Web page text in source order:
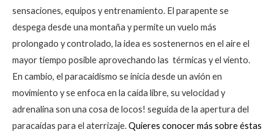
sensaciones, equipos y entrenamiento. El parapente se
despega desde una montaña y permite un vuelo más
prolongado y controlado, la idea es sostenernos en el aire el
mayor tiempo posible aprovechando las térmicas y el viento.
En cambio, el paracaidismo se inicia desde un avión en
movimiento y se enfoca en la caída libre, su velocidad y
adrenalina son una cosa de locos! seguida de la apertura del
paracaídas para el aterrizaje.Quieres conocer más sobre éstas